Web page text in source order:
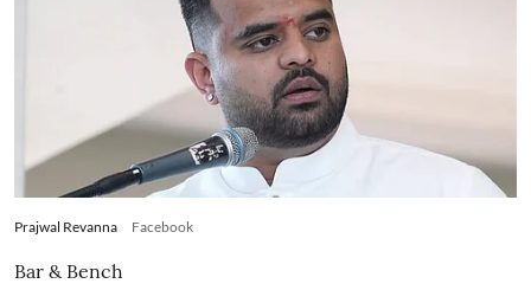
Prajwal Revanna Facebook
Bar & Bench